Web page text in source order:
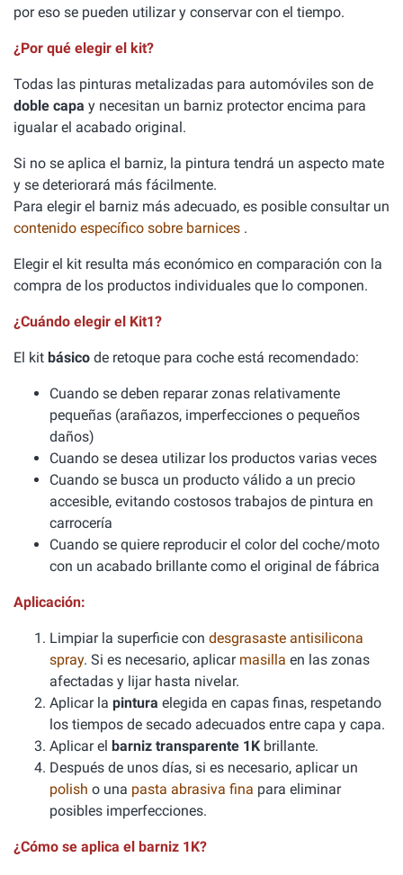
por eso se pueden utilizar y conservar con el tiempo.
¿Por qué elegir el kit?
Todas las pinturas metalizadas para automóviles son de
doble capa y necesitan un barniz protector encima para
igualar el acabado original.
Si no se aplica el barniz, la pintura tendrá un aspecto mate
y se deteriorará más fácilmente.
Para elegir el barniz más adecuado, es posible consultar un
contenido específico sobre barnices .
Elegir el kit resulta más económico en comparación con la
compra de los productos individuales que lo componen.
¿Cuándo elegir el Kit1?
El kit básico de retoque para coche está recomendado:
Cuando se deben reparar zonas relativamente
pequeñas (arañazos, imperfecciones o pequeños
daños)
Cuando se desea utilizar los productos varias veces
Cuando se busca un producto válido a un precio
accesible, evitando costosos trabajos de pintura en
carrocería
Cuando se quiere reproducir el color del coche/moto
con un acabado brillante como el original de fábrica
Aplicación:
Limpiar la superficie con desgrasaste antisilicona
spray. Si es necesario, aplicar masilla en las zonas
afectadas y lijar hasta nivelar.
Aplicar la pintura elegida en capas finas, respetando
los tiempos de secado adecuados entre capa y capa.
Aplicar el barniz transparente 1K brillante.
Después de unos días, si es necesario, aplicar un
polish o una pasta abrasiva fina para eliminar
posibles imperfecciones.
¿Cómo se aplica el barniz 1K?